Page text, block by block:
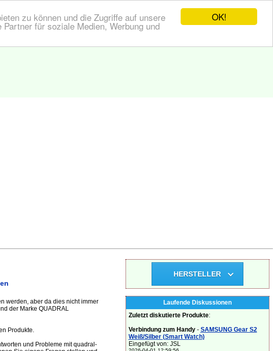
OK!
zu können und die Zugriffe auf unsere
für soziale Medien, Werbung und
werden, aber da dies nicht immer
der Marke QUADRAL
Produkte.
und Probleme mit quadral-
HERSTELLER
Laufende Diskussionen
Zuletzt diskutierte Produkte:
Verbindung zum Handy- SAMSUNG Gear S2
Weiß/Silber (Smart Watch)
Eingefügt von: JSL